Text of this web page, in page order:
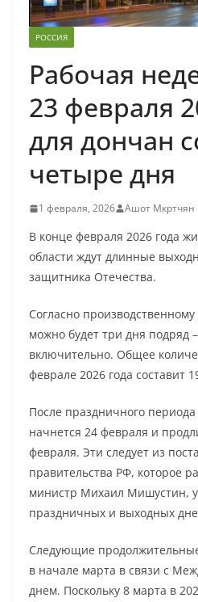
РОССИЯ
Рабочая
23 февраля
для дончан
четыре дня
1 февраля, 2026 Ашот Мкртчян
В конце февраля 2026 года
области ждут длинные
защитника Отечества.
Согласно
можно будет три дня подряд
включительно. Общее
феврале 2026 года составит
После праздничного
начнется 24 февраля и
февраля. Эти следует из
правительства РФ, которое
министр Михаил Мишустин,
праздничных и выходных
Следующие
в начале марта в связи с
днем. Поскольку 8 марта в